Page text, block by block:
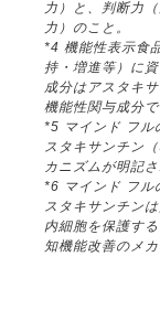
力）と、判断力
力）のこと。
*4 機能性表示食
持・増進等）に
成分はアスタキ
機能性関与成分で
*5 マインド フル
スタキサンチン
カニズムが明記
*6 マインド フル
スタキサンチン
内細胞を保護す
知機能改善のメ